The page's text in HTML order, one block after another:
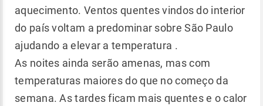
aquecimento. Ventos quentes vindos do interior
do país voltam a predominar sobre São Paulo
ajudando a elevar a temperatura .
As noites ainda serão amenas, mas com
temperaturas maiores do que no começo da
semana. As tardes ficam mais quentes e o calor